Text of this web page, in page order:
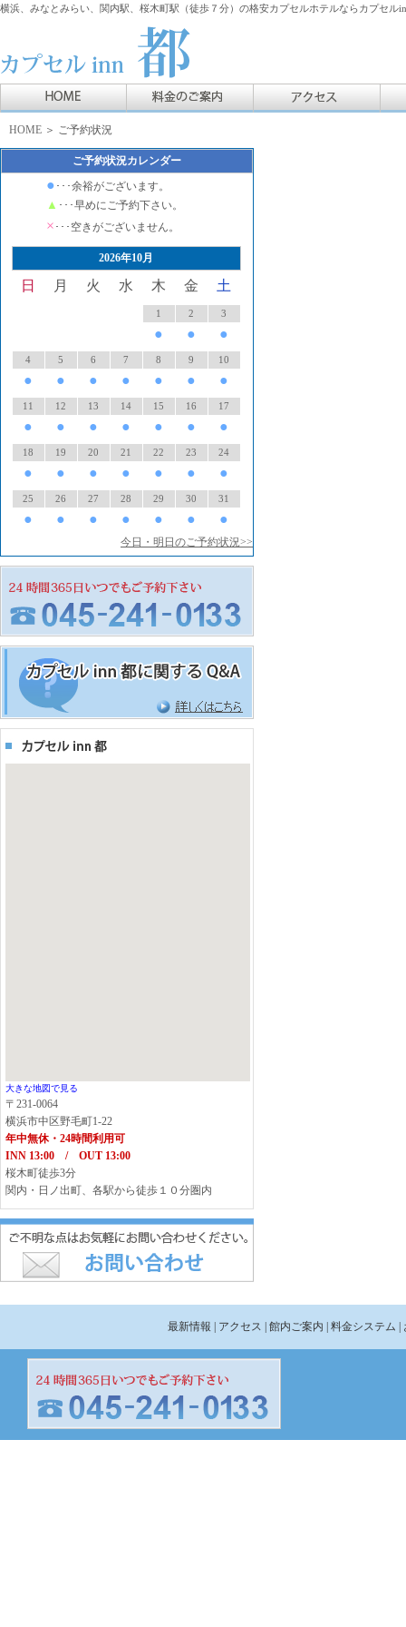
横浜、みなとみらい、関内駅、桜木町駅（徒歩７分）の格安カプセルホテルならカプセル
HOME ＞ ご予約状況
ご予約状況カレンダー
● ･･･余裕がございます。
▲ ･･･早めにご予約下さい。
× ･･･空きがございません。
2026年10月
日 月 火 水 木 金 土
1
●
2
●
3
●
4
●
5
●
6
●
7
●
8
●
9
●
10
●
11
●
12
●
13
●
14
●
15
●
16
●
17
●
18
●
19
●
20
●
21
●
22
●
23
●
24
●
25
●
26
●
27
●
28
●
29
●
30
●
31
●
今日・明日のご予約状況>>
大きな地図で見る
〒231-0064
横浜市中区野毛町1-22
年中無休・24時間利用可
INN 13:00 / OUT 13:00
桜木町徒歩3分
関内・日ノ出町、各駅から徒歩１０分圏内
最新情報 | アクセス | 館内ご案内 | 料金システム